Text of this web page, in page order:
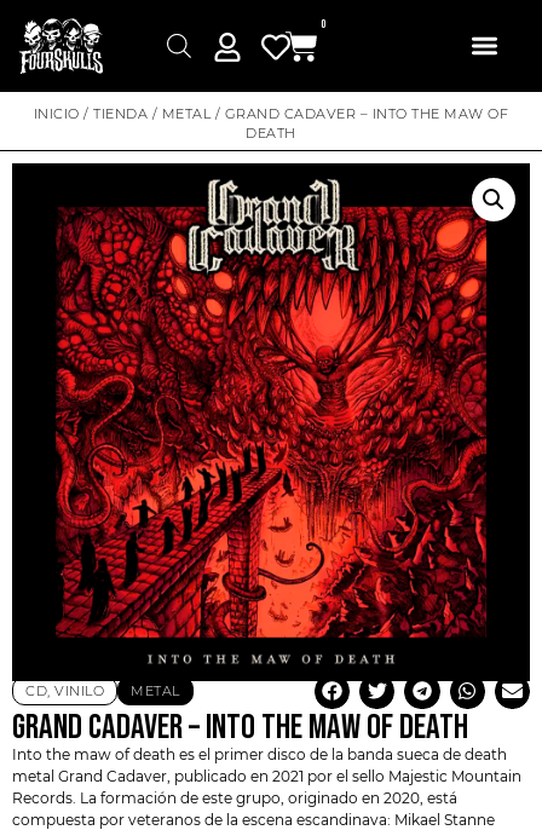
0
INICIO /TIENDA / METAL / GRAND CADAVER – INTO THE MAW OF
DEATH
CD, VINILO METAL
GRAND CADAVER – INTO THE MAW OF DEATH
Into the maw of death es el primer disco de la banda sueca de death
metal Grand Cadaver , publicado en 2021 por el sello Majestic Mountain
Records. La formación de este grupo, originado en 2020, está
compuesta por veteranos de la escena escandinava: Mikael Stanne